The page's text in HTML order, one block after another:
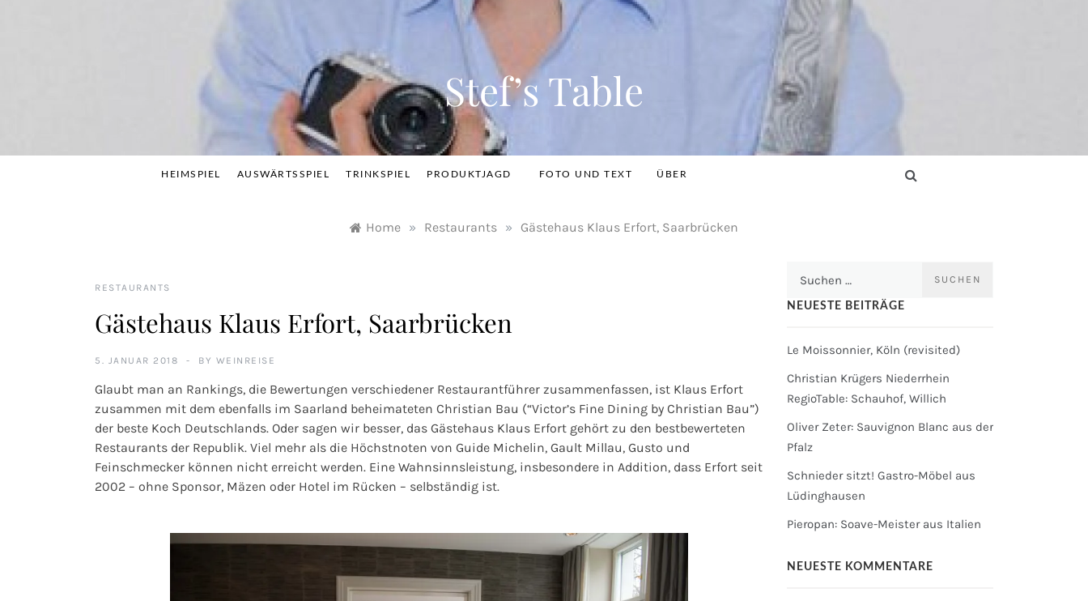
Stef’s Table
HEIMSPIEL AUSWÄRTSSPIEL TRINKSPIEL PRODUKTJAGD FOTO UND TEXT ÜBER
Home » Restaurants » Gästehaus Klaus Erfort, Saarbrücken
RESTAURANTS
Gästehaus Klaus Erfort, Saarbrücken
5. JANUAR 2018 BY WEINREISE
Glaubt man an Rankings, die Bewertungen verschiedener Restaurantführer zusammenfassen, ist Klaus Erfort
zusammen mit dem ebenfalls im Saarland beheimateten Christian Bau (“Victor’s Fine Dining by Christian Bau”)
der beste Koch Deutschlands. Oder sagen wir besser, das Gästehaus Klaus Erfort gehört zu den bestbewerteten
Restaurants der Republik. Viel mehr als die Höchstnoten von Guide Michelin, Gault Millau, Gusto und
Feinschmecker können nicht erreicht werden. Eine Wahnsinnsleistung, insbesondere in Addition, dass Erfort seit
2002 – ohne Sponsor, Mäzen oder Hotel im Rücken – selbständig ist.
NEUESTE BEITRÄGE
Le Moissonnier, Köln (revisited)
Christian Krügers Niederrhein
RegioTable: Schauhof, Willich
Oliver Zeter: Sauvignon Blanc aus der
Pfalz
Schnieder sitzt! Gastro-Möbel aus
Lüdinghausen
Pieropan: Soave-Meister aus Italien
NEUESTE KOMMENTARE